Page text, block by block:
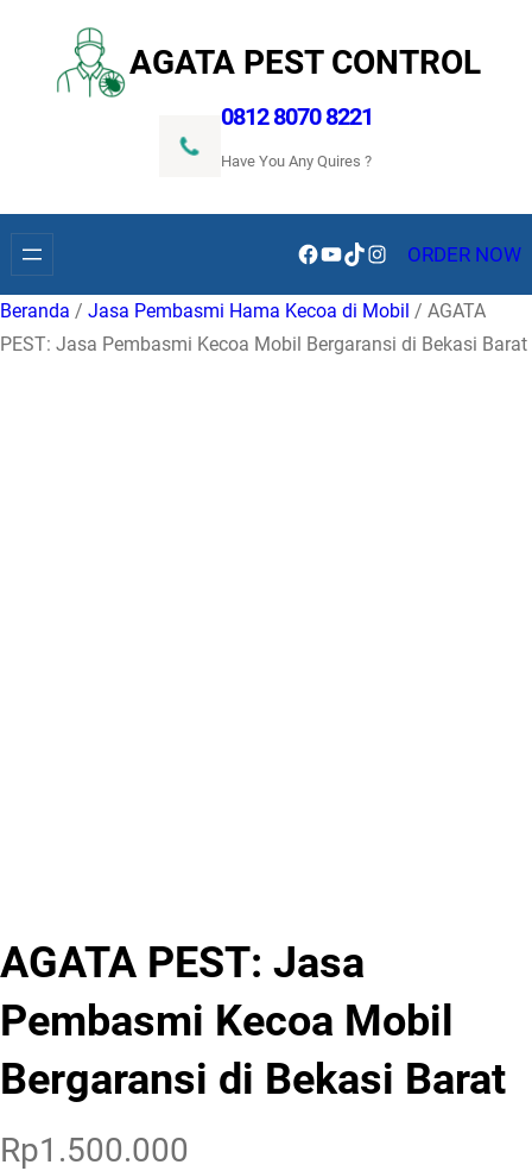
konten
AGATA PEST CONTROL
0812 8070 8221
Have You Any Quires ?
Facebook
YouTube
TikTokInstagramORDER NOW
Beranda / Jasa Pembasmi Hama Kecoa di Mobil / AGATA
PEST: Jasa Pembasmi Kecoa Mobil Bergaransi di Bekasi Barat
AGATA PEST: Jasa
Pembasmi Kecoa Mobil
Bergaransi di Bekasi Barat
Rp1.500.000